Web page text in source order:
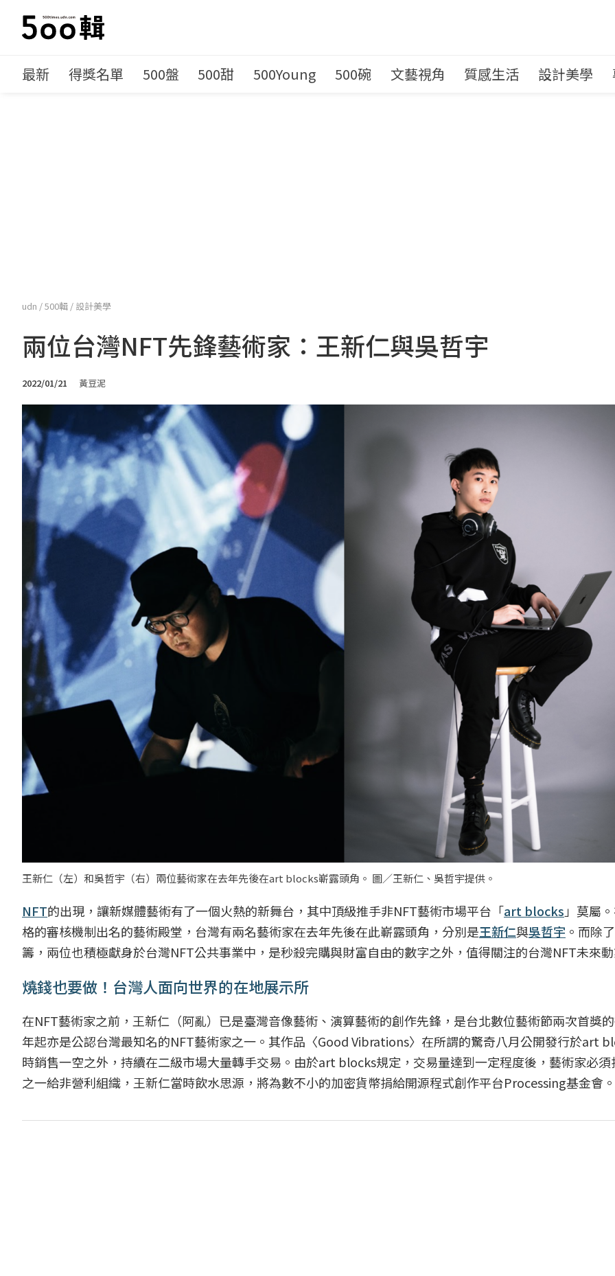
最新 得獎名單 500盤 500甜 500Young 500碗 文藝視角 質感生活 設計美學
udn /500輯 / 設計美學
兩位台灣NFT先鋒藝術家：王新仁與吳哲宇
2022/01/21 黃豆泥
王新仁（左）和吳哲宇（右）兩位藝術家在去年先後在art blocks嶄露頭角。 圖／王新仁、吳哲宇提供。
NFT的出現，讓新媒體藝術有了一個火熱的新舞台，其中頂級推手非NFT藝術市場平台「art blocks 」莫屬
格的審核機制出名的藝術殿堂，台灣有兩名藝術家在去年先後在此嶄露頭角，分別是王新仁與吳哲宇 。而除
籌，兩位也積極獻身於台灣NFT公共事業中，是秒殺完購與財富自由的數字之外，值得關注的台灣NFT未來
燒錢也要做！台灣人面向世界的在地展示所
在NFT藝術家之前，王新仁（阿亂）已是臺灣音像藝術、演算藝術的創作先鋒，是台北數位藝術節兩次首獎
年起亦是公認台灣最知名的NFT藝術家之一。其作品〈Good Vibrations〉在所謂的驚奇八月公開發行於art
時銷售一空之外，持續在二級市場大量轉手交易。由於art blocks規定，交易量達到一定程度後，藝術家必須
之一給非營利組織，王新仁當時飲水思源，將為數不小的加密貨幣捐給開源程式創作平台Processing基金會。